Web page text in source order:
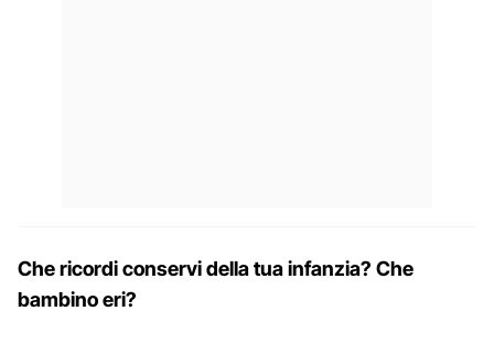
Che ricordi conservi della tua infanzia? Che
bambino eri?